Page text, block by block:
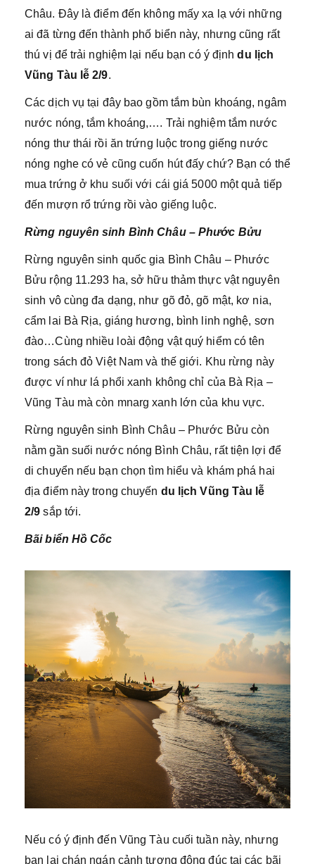
Châu. Đây là điểm đến không mấy xa lạ với những
ai đã từng đến thành phố biển này, nhưng cũng rất
thú vị để trải nghiệm lại nếu bạn có ý địnhdu lịch
Vũng Tàu lễ 2/9.
Các dịch vụ tại đây bao gồm tắm bùn khoáng, ngâm
nước nóng, tắm khoáng,…. Trải nghiệm tắm nước
nóng thư thái rồi ăn trứng luộc trong giếng nước
nóng nghe có vẻ cũng cuốn hút đấy chứ? Bạn có thể
mua trứng ở khu suối với cái giá 5000 một quả tiếp
đến mượn rổ trứng rồi vào giếng luộc.
Rừng nguyên sinh Bình Châu – Phước Bửu
Rừng nguyên sinh quốc gia Bình Châu – Phước
Bửu rộng 11.293 ha, sở hữu thảm thực vật nguyên
sinh vô cùng đa dạng, như gõ đỏ, gõ mật, kơ nia,
cẩm lai Bà Rịa, giáng hương, bình linh nghệ, sơn
đào…Cùng nhiều loài động vật quý hiểm có tên
trong sách đỏ Việt Nam và thế giới. Khu rừng này
được ví như lá phổi xanh không chỉ của Bà Rịa –
Vũng Tàu mà còn mnarg xanh lớn của khu vực.
Rừng nguyên sinh Bình Châu – Phước Bửu còn
nằm gần suối nước nóng Bình Châu, rất tiện lợi để
di chuyển nếu bạn chọn tìm hiểu và khám phá hai
địa điểm này trong chuyến du lịch Vũng Tàu lễ
2/9 sắp tới.
Bãi biển Hồ Cốc
Nếu có ý định đến Vũng Tàu cuối tuần này, nhưng
bạn lại chán ngán cảnh tượng đông đúc tại các bãi